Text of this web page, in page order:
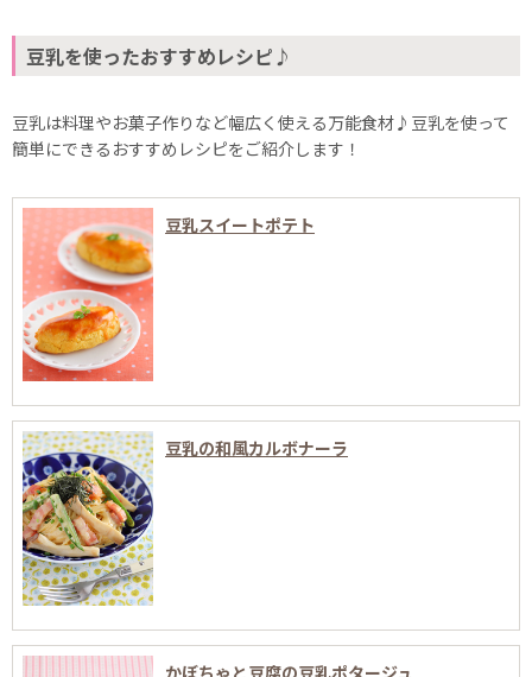
豆乳を使ったおすすめレシピ♪
豆乳は料理やお菓子作りなど幅広く使える万能食材♪豆乳を使って
簡単にできるおすすめレシピをご紹介します！
豆乳スイートポテト
豆乳の和風カルボナーラ
かぼちゃと豆腐の豆乳ポタージュ